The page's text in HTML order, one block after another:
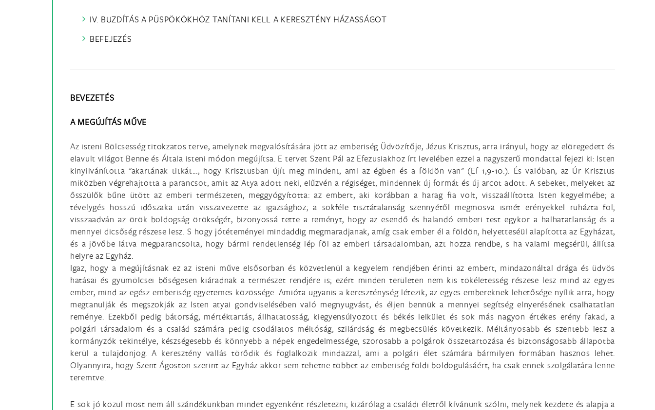
IV. BUZDÍTÁS A PÜSPÖKÖKHÖZ TANÍTANI KELL A KERESZTÉNY HÁZASSÁGOT
BEFEJEZÉS
BEVEZETÉS
A MEGÚJÍTÁS MŰVE
Az isteni Bölcsesség titokzatos terve, amelynek megvalósítására jött az emberiség Üdvözítője, Jézus Krisztus, arra irányul, hogy az elöregedett és
elavult világot Benne és Általa isteni módon megújítsa. E tervet Szent Pál az Efezusiakhoz írt levelében ezzel a nagyszerű mondattal fejezi ki: Isten
kinyilvánította "akartának titkát..., hogy Krisztusban újít meg mindent, ami az égben és a földön van" (Ef 1,9-10.). És valóban, az Úr Krisztus
miközben végrehajtotta a parancsot, amit az Atya adott neki, elűzvén a régiséget, mindennek új formát és új arcot adott. A sebeket, melyeket az
ősszülők bűne ütött az emberi természeten, meggyógyította: az embert, aki korábban a harag fia volt, visszaállította Isten kegyelmébe; a
tévelygés hosszú időszaka után visszavezette az igazsághoz; a sokféle tisztátalanság szennyétől megmosva ismét erényekkel ruházta föl;
visszaadván az örök boldogság örökségét, bizonyossá tette a reményt, hogy az esendő és halandó emberi test egykor a halhatatlanság és a
mennyei dicsőség részese lesz. S hogy jótéteményei mindaddig megmaradjanak, amíg csak ember él a földön, helyetteséül alapította az Egyházat,
és a jövőbe látva megparancsolta, hogy bármi rendetlenség lép föl az emberi társadalomban, azt hozza rendbe, s ha valami megsérül, állítsa
helyre az Egyház.
Igaz, hogy a megújításnak ez az isteni műve elsősorban és közvetlenül a kegyelem rendjében érinti az embert, mindazonáltal drága és üdvös
hatásai és gyümölcsei bőségesen kiáradnak a természet rendjére is; ezért minden területen nem kis tökéletesség részese lesz mind az egyes
ember, mind az egész emberiség egyetemes közössége. Amióta ugyanis a kereszténység létezik, az egyes embereknek lehetősége nyílik arra, hogy
megtanulják és megszokják az Isten atyai gondviselésében való megnyugvást, és éljen bennük a mennyei segítség elnyerésének csalhatatlan
reménye. Ezekből pedig bátorság, mértéktartás, állhatatosság, kiegyensúlyozott és békés lelkület és sok más nagyon értékes erény fakad, a
polgári társadalom és a család számára pedig csodálatos méltóság, szilárdság és megbecsülés következik. Méltányosabb és szentebb lesz a
kormányzók tekintélye, készségesebb és könnyebb a népek engedelmessége, szorosabb a polgárok összetartozása és biztonságosabb állapotba
kerül a tulajdonjog. A keresztény vallás törődik és foglalkozik mindazzal, ami a polgári élet számára bármilyen formában hasznos lehet.
Olyannyira, hogy Szent Ágoston szerint az Egyház akkor sem tehetne többet az emberiség földi boldogulásáért, ha csak ennek szolgálatára lenne
teremtve.
E sok jó közül most nem áll szándékunkban mindet egyenként részletezni; kizárólag a családi életről kívánunk szólni, melynek kezdete és alapja a